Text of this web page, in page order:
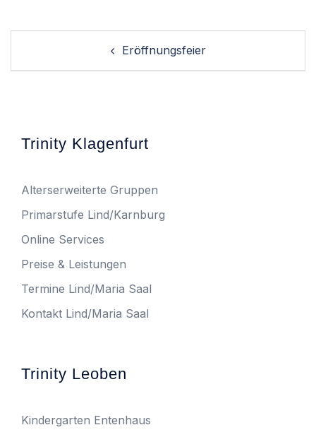
Eröffnungsfeier
Trinity Klagenfurt
Alterserweiterte Gruppen
Primarstufe Lind/Karnburg
Online Services
Preise & Leistungen
Termine Lind/Maria Saal
Kontakt Lind/Maria Saal
Trinity Leoben
Kindergarten Entenhaus